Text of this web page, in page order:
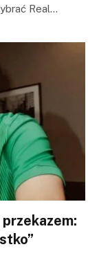
Real…